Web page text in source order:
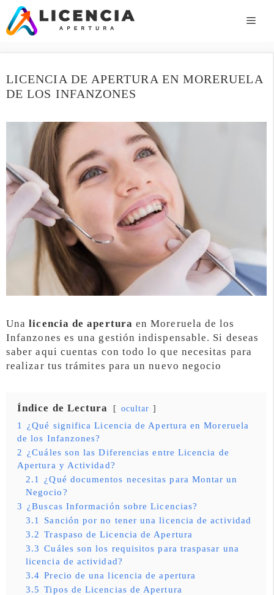
Saltar
contenido
LICENCIA DE APERTURA EN MORERUELA
DE LOS INFANZONES
Unalicencia de apertura en Moreruela de los
Infanzones es una gestión indispensable. Si deseas
saber aqui cuentas con todo lo que necesitas para
realizar tus trámites para un nuevo negocio
Índice de Lectura ocultar
1
¿Qué significa Licencia de Apertura en Moreruela
de los Infanzones?
2 ¿Cuáles son las Diferencias entre Licencia de
Apertura y Actividad?
2.1
¿Qué documentos necesitas para Montar un
Negocio?
3 ¿Buscas Información sobre Licencias?
3.1
Sanción por no tener una licencia de actividad
3.2 Traspaso de Licencia de Apertura
3.3 Cuáles son los requisitos para traspasar una
licencia de actividad?
3.4 Precio de una licencia de apertura
3.5 Tipos de Licencias de Apertura